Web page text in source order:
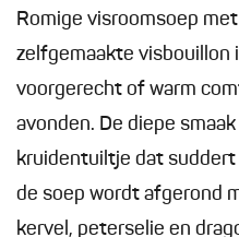
Romige visroomsoep
zelfgemaakte visbouillon
voorgerecht of warm
avonden. De diepe
kruidentuiltje dat
de soep wordt afgerond
kervel, peterselie en